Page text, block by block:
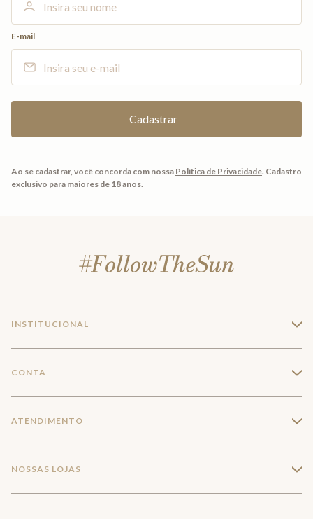
E-mail
Ao se cadastrar, você concorda com nossa Política de Privacidade. Cadastro
exclusivo para maiores de 18 anos.
INSTITUCIONAL +
Trabalhe conosco
CONTA +
Meus pedidos
ATENDIMENTO +
NOSSAS LOJAS +